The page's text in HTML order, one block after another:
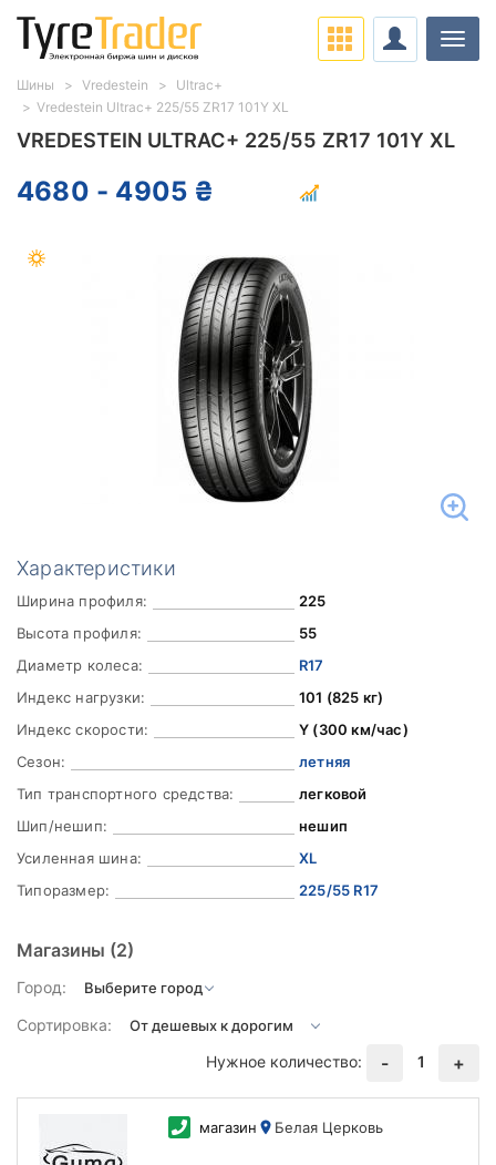
VREDESTEIN ULTRAC+ 225/55 ZR17 101Y XL
4680 - 4905 ₴
Характеристики
Ширина профиля:
225
Высота профиля:
55
Диаметр колеса:
R17
Индекс нагрузки:
101 (825 кг)
Индекс скорости:
Y (300 км/час)
Сезон:
летняя
Тип транспортного средства:
легковой
Шип/нешип:
нешип
Усиленная шина:
XL
Типоразмер:
225/55 R17
Магазины (2)
Город:
Сортировка:
Нужное количество:
- 1 +
магазин Белая Церковь
Шины Vredestein
Ultrac+
Vredestein Ultrac+ 225/55 ZR17 101Y XL